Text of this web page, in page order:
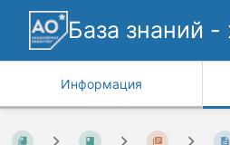
База знаний
Информация